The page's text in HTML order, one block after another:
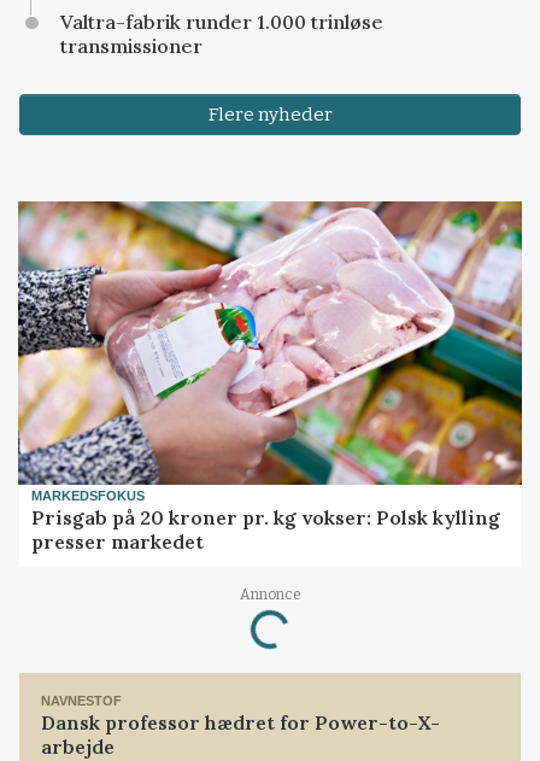
Valtra-fabrik runder 1.000 trinløse
transmissioner
Flere nyheder
MARKEDSFOKUS
Prisgab på 20 kroner pr. kg vokser: Polsk kylling
presser markedet
Annonce
Loading...
NAVNESTOF
Dansk professor hædret for Power-to-X-
arbejde